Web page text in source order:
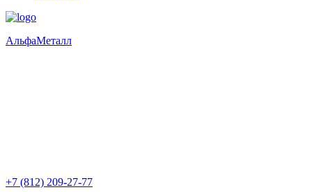
АльфаМеталл
+7 (812) 209-27-77